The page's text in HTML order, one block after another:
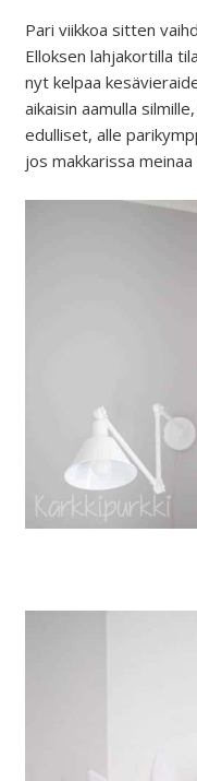
Pari viikkoa sitten
Elloksen lahjakortilla
nyt kelpaa
aikaisin aamulla
edulliset, alle
jos makkarissa